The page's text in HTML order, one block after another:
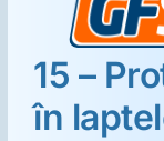
Dermatologie
Psihiatrie
15 –
în